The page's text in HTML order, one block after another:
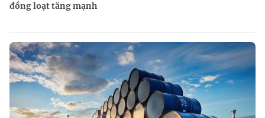
đồng loạt tăng mạnh